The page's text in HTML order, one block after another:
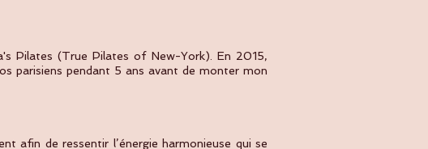
Pilates (True Pilates of New-York). En 2015,
parisiens pendant 5 ans avant de monter mon
afin de ressentir l’énergie harmonieuse qui se